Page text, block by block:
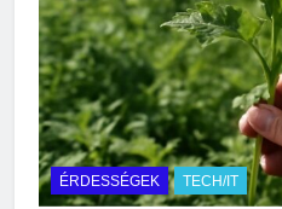
ÉRDESSÉGEK TECH/IT